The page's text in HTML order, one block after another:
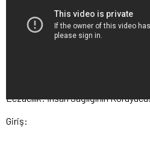
Eczacılık: İnsan Sağlığının
Giriş: